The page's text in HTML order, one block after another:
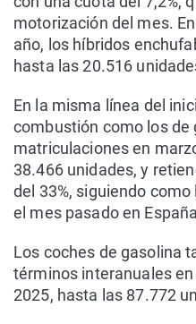
motorización del mes.
año, los híbridos
hasta las 20.516
En la misma línea del
combustión como los de
matriculaciones en
38.466 unidades, y
del 33%, siguiendo
el mes pasado en
Los coches de gasolina
términos interanuales
2025, hasta las 87.772